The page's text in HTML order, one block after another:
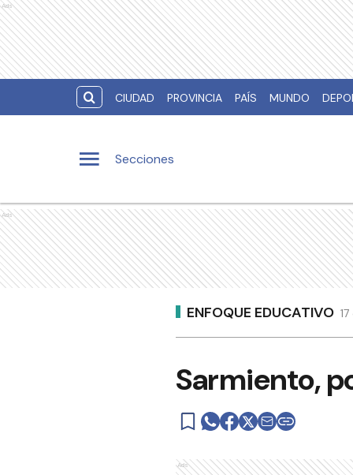
Ads
CIUDAD PROVINCIA PAÍS MUNDO
Secciones
Ads
ENFOQUE EDUCATIVO
Sarmiento,
Ads